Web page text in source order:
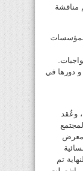
مناقشة
و دورها في
وعُقد
معرض
تم